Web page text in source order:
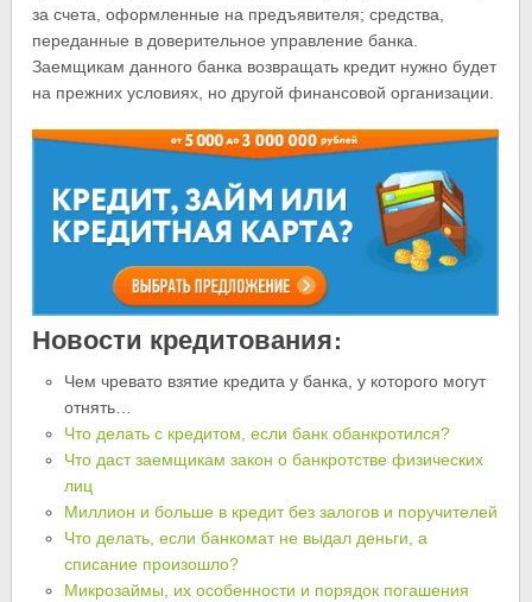
за счета, оформленные на предъявителя; средства,
переданные в доверительное управление банка.
Заемщикам данного банка возвращать кредит нужно будет
на прежних условиях, но другой финансовой организации.
Новости кредитования:
Чем чревато взятие кредита у банка, у которого могут
отнять…
Что делать с кредитом, если банк обанкротился?
Что даст заемщикам закон о банкротстве физических
лиц
Миллион и больше в кредит без залогов и поручителей
Что делать, если банкомат не выдал деньги, а
списание произошло?
Микрозаймы, их особенности и порядок погашения